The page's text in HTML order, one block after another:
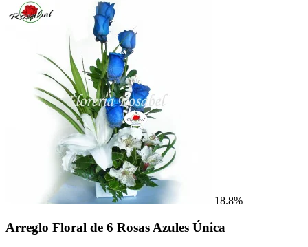
18.8%
Arreglo Floral de 6 Rosas Azules Única